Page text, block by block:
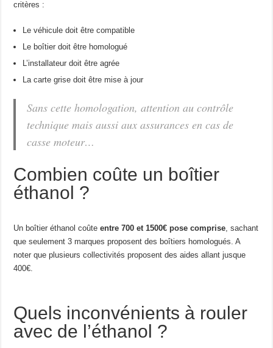
critères :
Le véhicule doit être compatible
Le boîtier doit être homologué
L’installateur doit être agrée
La carte grise doit être mise à jour
Sans cette homologation, attention au contrôle
technique mais aussi aux assurances en cas de
casse moteur…
Combien coûte un boîtier
éthanol ?
Un boîtier éthanol coûteentre 700 et 1500€ pose comprise , sachant
que seulement 3 marques proposent des boîtiers homologués. A
noter que plusieurs collectivités proposent des aides allant jusque
400€.
Quels inconvénients à rouler
avec de l’éthanol ?